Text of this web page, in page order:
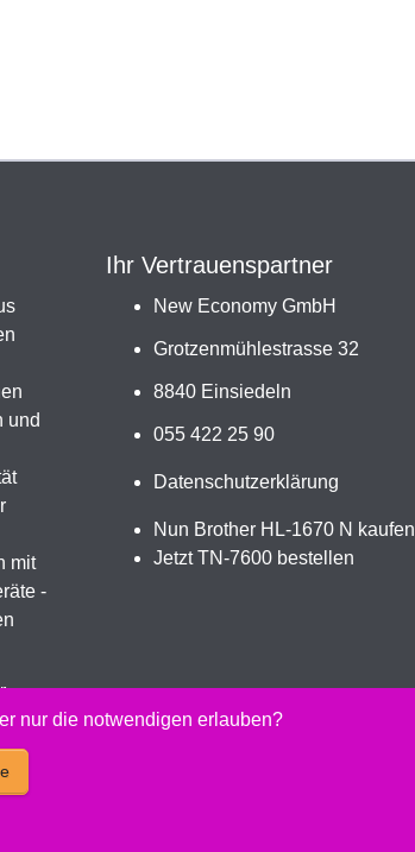
und
mit
-
Ihr Vertrauenspartner
New Economy GmbH
Grotzenmühlestrasse 32
8840 Einsiedeln
055 422 25 90
Datenschutzerklärung
Nun Brother HL-1670 N kaufen
Jetzt TN-7600 bestellen
kompatibel kaufen.
nur die notwendigen erlauben?